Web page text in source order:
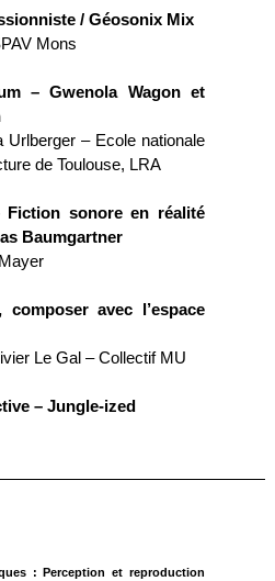
/ Géosonix Mix
Mons
– Gwenola Wagon et
Urlberger – Ecole nationale
de Toulouse, LRA
sonore en réalité
Baumgartner
composer avec l’espace
Le Gal – Collectif MU
– Jungle-ized
: Perception et reproduction